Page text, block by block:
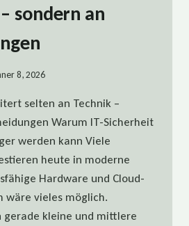
sondern an
8, 2026
selten an Technik –
Warum IT-Sicherheit
werden kann Viele
heute in moderne
Hardware und Cloud-
wäre vieles möglich.
gerade kleine und mittlere